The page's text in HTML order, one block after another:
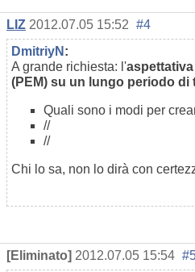
LIZ 2012.07.05 15:52 #4
DmitriyN :
A grande richiesta: l'
(PEM) su un lungo periodo di
Quali sono i modi per
//
//
Chi lo sa, non lo dirà con
[Eliminato] 2012.07.05 15:54